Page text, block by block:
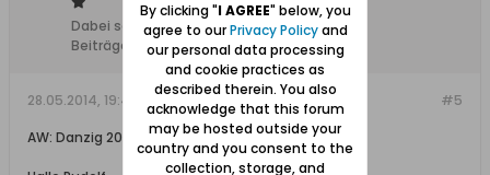
Dabei seit:
05.01.2012
Beiträge:
686
#5
28.05.2014, 19:48
AW: Danzig 2013
By clicking "I AGREE" below, you
agree to ourPrivacy Policyand
our personal data processing
and cookie practices as
described therein. You also
acknowledge that this forum
may be hosted outside your
country and you consent to the
collection, storage, and